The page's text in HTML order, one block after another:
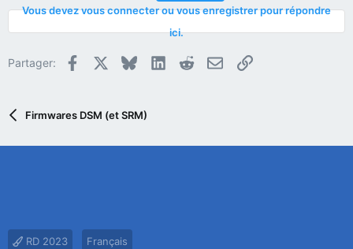
t
s
Vous devez vous connecter ou vous enregistrer pour répondre
ici.
Partager: Facebook BlueskyLinkedInRedditE-mailLien
Firmwares DSM (et SRM)
RD 2023 Français